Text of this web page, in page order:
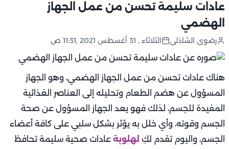
عادات سليمة تحسن من عمل الجهاز
الهضمي
رضوى الشاذلى الثلاثاء , 31 أغسطس 2021 ,11:31 ص
هناك عادات تحسن من عمل الجهاز الهضمي، وهو الجهاز
المسؤول عن هضم الطعام وتحليله إلى العناصر الغذائية
المفيدة للجسم، لذلك فهو يعد الجهاز المسؤول عن صحة
الجسم وقوته، وأي خلل به يؤثر بشكل سلبي على كافة أعضاء
الجسم، واليوم تقدم لكِ لهلوبة عادات صحية سليمة تحافظ